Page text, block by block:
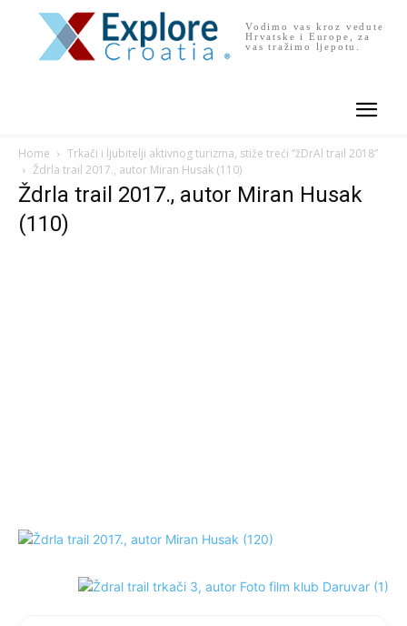
Vodimo vas kroz vedute
Hrvatske i Europe, za
vas tražimo ljepotu.
Home
Trkači i ljubitelji aktivnog turizma, stiže treći “žDrAl trail 2018”
Ždrla trail 2017., autor Miran Husak (110)
Ždrla trail 2017., autor Miran Husak
(110)